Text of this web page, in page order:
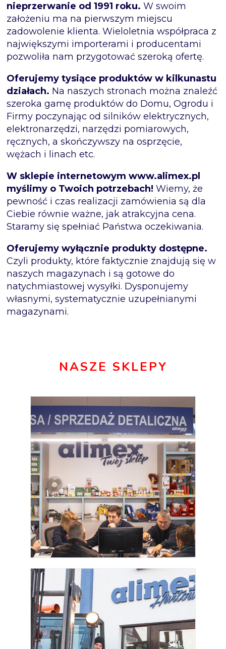
nieprzerwanie od 1991 roku. W swoim
założeniu ma na pierwszym miejscu
zadowolenie klienta. Wieloletnia współpraca z
największymi importerami i producentami
pozwoliła nam przygotować szeroką ofertę.
Oferujemy tysiące produktów w kilkunastu
działach. Na naszych stronach można znaleźć
szeroka gamę produktów do Domu, Ogrodu i
Firmy poczynając od silników elektrycznych,
elektronarzędzi, narzędzi pomiarowych,
ręcznych, a skończywszy na osprzęcie,
wężach i linach etc.
W sklepie internetowym www.alimex.pl
myślimy o Twoich potrzebach! Wiemy, że
pewność i czas realizacji zamówienia są dla
Ciebie równie ważne, jak atrakcyjna cena.
Staramy się spełniać Państwa oczekiwania.
Oferujemy wyłącznie produkty dostępne.
Czyli produkty, które faktycznie znajdują się w
naszych magazynach i są gotowe do
natychmiastowej wysyłki. Dysponujemy
własnymi, systematycznie uzupełnianymi
magazynami.
NASZE SKLEPY